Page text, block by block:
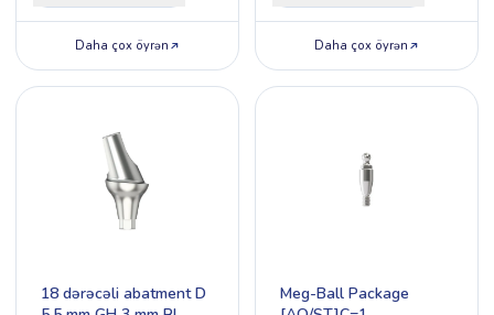
Daha çox öyrən Daha çox öyrən
18 dərəcəli abatment D
Meg-Ball Package